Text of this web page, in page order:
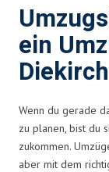
ein
Diekirch
Wenn du gerade
zu planen, bist du
zukommen.
aber mit dem